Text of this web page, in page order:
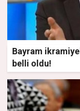
Bayram
belli oldu!